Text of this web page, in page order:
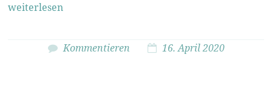
weiterlesen
Kommentieren 16. April 2020